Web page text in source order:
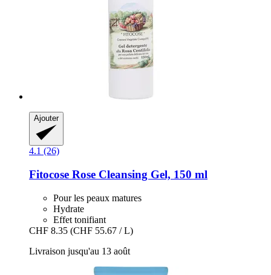
Ajouter
4.1 (26)
Fitocose Rose Cleansing Gel, 150 ml
Pour les peaux matures
Hydrate
Effet tonifiant
CHF 8.35 (CHF 55.67 / L)
Livraison jusqu'au 13 août